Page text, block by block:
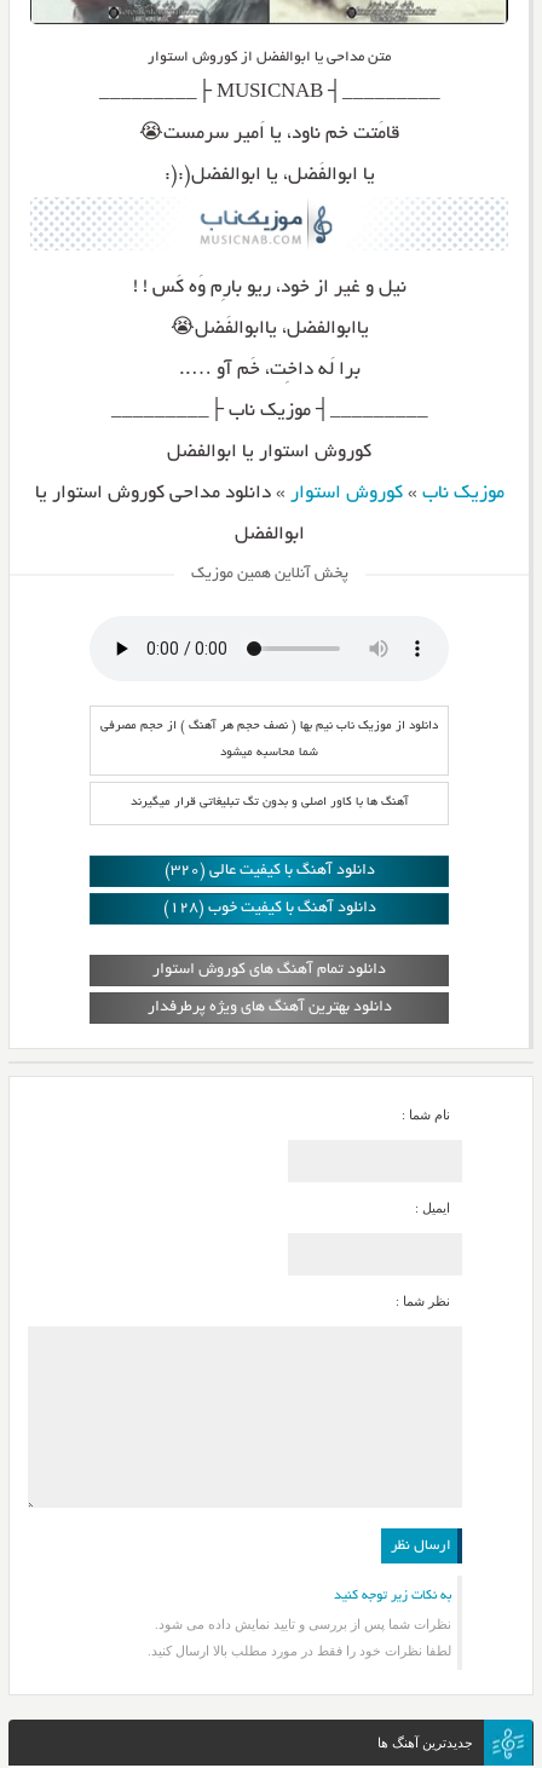
متن مداحی یا ابوالفضل از کوروش استوار
_________┤ MUSICNAB ├_________
قامَتت خم ناود، یا اَمیر سرمست😭
یا ابوالفَضل، یا ابوالفضل(:(:
نیل و غیر از خود، ریو بارِم وَه کَس ! !
یاابوالفضل، یاابوالفَضل😭
برا لَه داخِت، خَم آو …..
_________┤ موزیک ناب ├_________
کوروش استوار یا ابوالفضل
موزیک ناب »کوروش استوار »دانلود مداحی کوروش استوار یا
ابوالفضل
پخش آنلاین همین موزیک
دانلود از موزیک ناب نیم بها ( نصف حجم هر آهنگ ) از حجم مصرفی
شما محاسبه میشود
آهنگ ها با کاور اصلی و بدون تگ تبلیغاتی قرار میگیرند
دانلود آهنگ با کیفیت عالی (320)
دانلود آهنگ با کیفیت خوب (128)
دانلود تمام آهنگ های کوروش استوار
دانلود بهترین آهنگ های ویژه پرطرفدار
نام شما :
ایمیل :
نظر شما :
به نکات زیر توجه کنید
نظرات شما پس از بررسی و تایید نمایش داده می شود.
لطفا نظرات خود را فقط در مورد مطلب بالا ارسال کنید.
جدیدترین آهنگ ها